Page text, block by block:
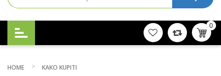
0
HOME KAKO KUPITI